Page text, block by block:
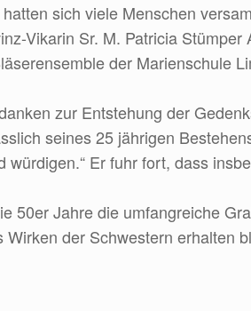
sich viele Menschen
Vikarin Sr. M. Patricia
der Marienschule
zur Entstehung der
seines 25 jährigen
Er fuhr fort, dass
50er Jahre die umfangreiche
der Schwestern erhalten